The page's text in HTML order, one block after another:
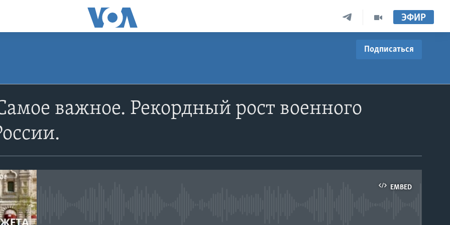
ЭФИР
Подписаться
важное. Рекордный рост военного
EMBED